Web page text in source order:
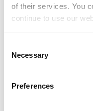
of their services. You
continue to use our
Selection
Necessary
Preferences
対応
低炭素原
高エネル
Blue
カーボン